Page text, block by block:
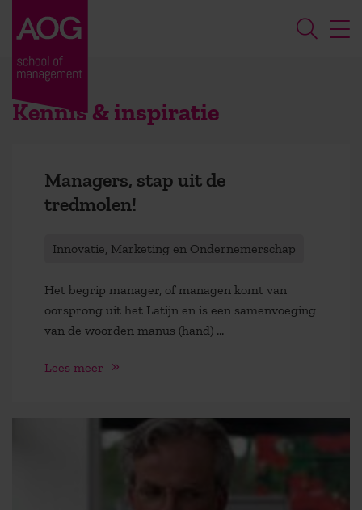
Kennis & inspiratie
Managers, stap uit de
tredmolen!
Innovatie, Marketing en Ondernemerschap
Het begrip manager, of managen komt van
oorsprong uit het Latijn en is een samenvoeging
van de woorden manus (hand) ...
Lees meer